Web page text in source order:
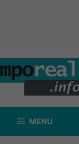
MENU